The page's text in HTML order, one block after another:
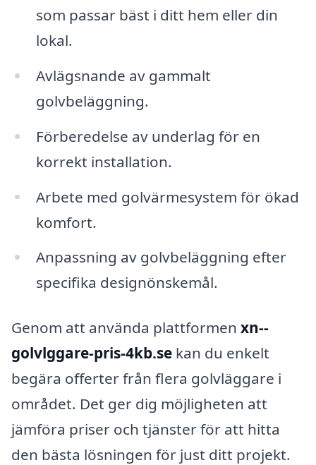
som passar bäst i ditt hem eller din
lokal.
Avlägsnande av gammalt
golvbeläggning.
Förberedelse av underlag för en
korrekt installation.
Arbete med golvärmesystem för ökad
komfort.
Anpassning av golvbeläggning efter
specifika designönskemål.
Genom att använda plattformen xn--
golvlggare-pris-4kb.se kan du enkelt
begära offerter från flera golvläggare i
området. Det ger dig möjligheten att
jämföra priser och tjänster för att hitta
den bästa lösningen för just ditt projekt.